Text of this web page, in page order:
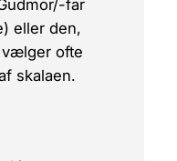
far
eller den,
ofte
skalaen.